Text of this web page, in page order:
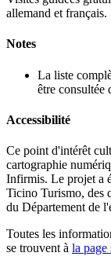
allemand et français.
Notes
La liste
être consultée
Accessibilité
Ce point d'intérêt
cartographie
Infirmis. Le projet a
Ticino Turismo, des
du Département de
Toutes les
se trouvent à la page